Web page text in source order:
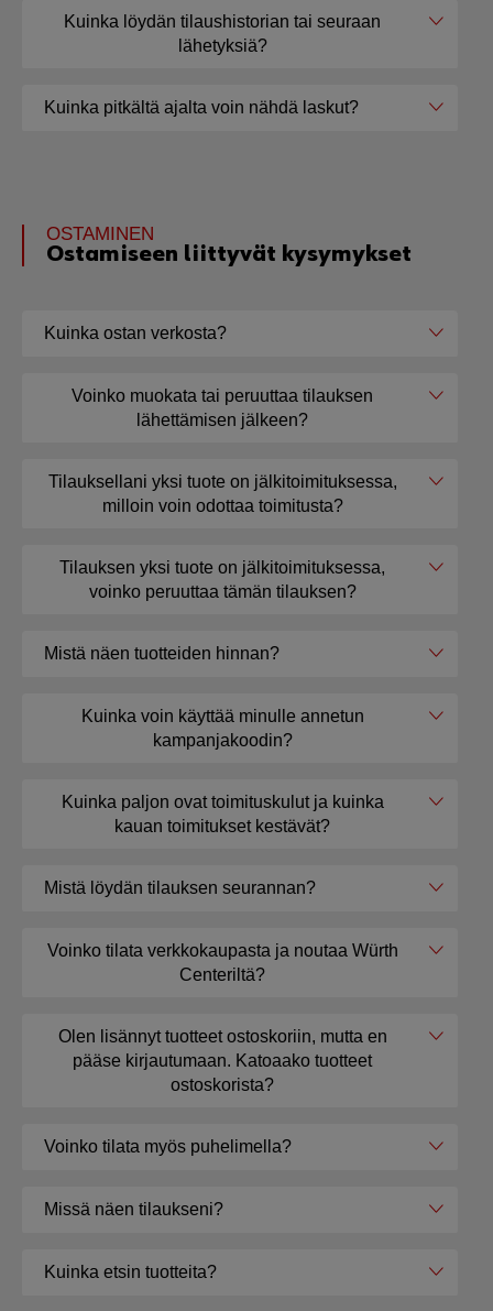
Kuinka löydän tilaushistorian tai seuraan
lähetyksiä?
Kuinka pitkältä ajalta voin nähdä laskut?
OSTAMINEN
Ostamiseen liittyvät kysymykset
Kuinka ostan verkosta?
Voinko muokata tai peruuttaa tilauksen
lähettämisen jälkeen?
Tilauksellani yksi tuote on jälkitoimituksessa,
milloin voin odottaa toimitusta?
Tilauksen yksi tuote on jälkitoimituksessa,
voinko peruuttaa tämän tilauksen?
Mistä näen tuotteiden hinnan?
Kuinka voin käyttää minulle annetun
kampanjakoodin?
Kuinka paljon ovat toimituskulut ja kuinka
kauan toimitukset kestävät?
Mistä löydän tilauksen seurannan?
Voinko tilata verkkokaupasta ja noutaa Würth
Centeriltä?
Olen lisännyt tuotteet ostoskoriin, mutta en
pääse kirjautumaan. Katoaako tuotteet
ostoskorista?
Voinko tilata myös puhelimella?
Missä näen tilaukseni?
Kuinka etsin tuotteita?